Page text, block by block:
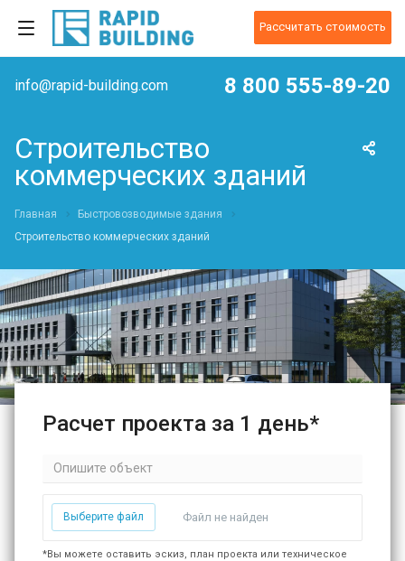
Рассчитать стоимость
info@rapid-building.com 8 800 555-89-20
Строительство
коммерческих зданий
Главная
Быстровозводимые здания
Строительство коммерческих зданий
Расчет проекта за 1 день*
Файл не найден
Выберите файл
*Вы можете оставить эскиз, план проекта или техническое